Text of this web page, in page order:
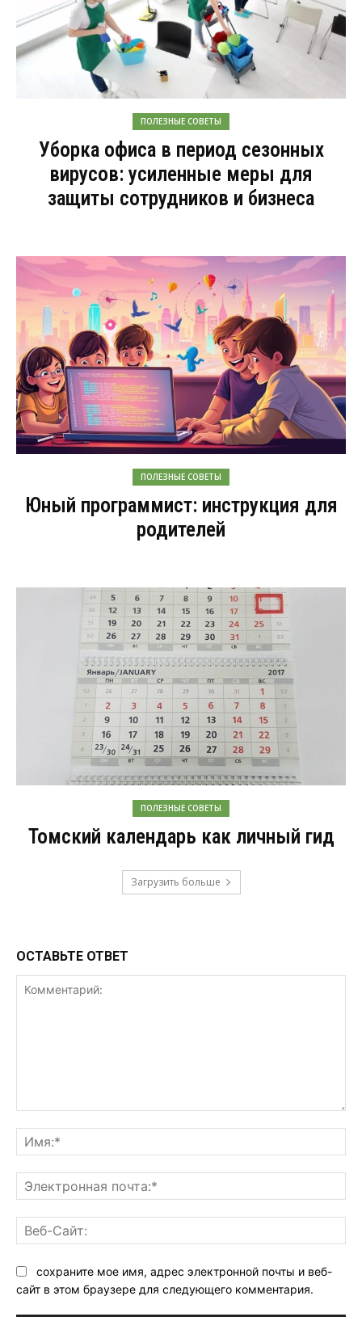
ПОЛЕЗНЫЕ СОВЕТЫ
Уборка офиса в период сезонных
вирусов: усиленные меры для
защиты сотрудников и бизнеса
ПОЛЕЗНЫЕ СОВЕТЫ
Юный программист: инструкция для
родителей
ПОЛЕЗНЫЕ СОВЕТЫ
Томский календарь как личный гид
Загрузить больше
ОСТАВЬТЕ ОТВЕТ
сохраните мое имя, адрес электронной почты и веб-
сайт в этом браузере для следующего комментария.